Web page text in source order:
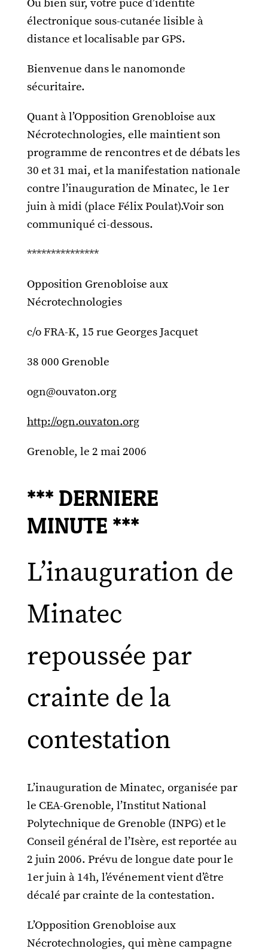
électronique sous-cutanée lisible à
distance et localisable par GPS.
Bienvenue dans le nanomonde
sécuritaire.
Quant à l’Opposition Grenobloise aux
Nécrotechnologies, elle maintient son
programme de rencontres et de débats les
30 et 31 mai, et la manifestation nationale
contre l’inauguration de Minatec, le 1er
juin à midi (place Félix Poulat).Voir son
communiqué ci-dessous.
***************
Opposition Grenobloise aux
Nécrotechnologies
c/o FRA-K, 15 rue Georges Jacquet
38 000 Grenoble
ogn@ouvaton.org
http://ogn.ouvaton.org
Grenoble, le 2 mai 2006
*** DERNIERE
MINUTE ***
L’inauguration de
Minatec
repoussée par
crainte de la
contestation
L’inauguration de Minatec, organisée par
le CEA-Grenoble, l’Institut National
Polytechnique de Grenoble (INPG) et le
Conseil général de l’Isère, est reportée au
2 juin 2006. Prévu de longue date pour le
1er juin à 14h, l’événement vient d’être
décalé par crainte de la contestation.
L’Opposition Grenobloise aux
Nécrotechnologies, qui mène campagne